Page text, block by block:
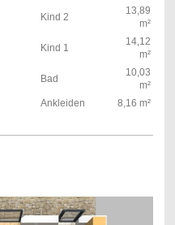
Kind 2
13,89
m²
Kind 1
14,12
m²
Bad
10,03
m²
Ankleiden
8,16 m²